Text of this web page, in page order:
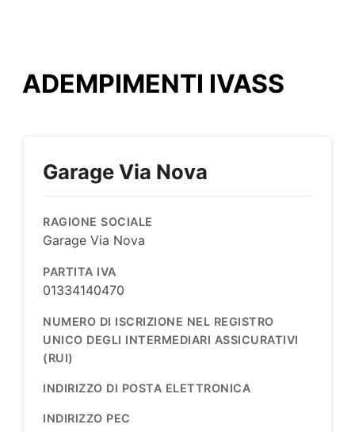
ADEMPIMENTI IVASS
Garage Via Nova
RAGIONE SOCIALE
Garage Via Nova
PARTITA IVA
01334140470
NUMERO DI ISCRIZIONE NEL REGISTRO
UNICO DEGLI INTERMEDIARI ASSICURATIVI
(RUI)
INDIRIZZO DI POSTA ELETTRONICA
INDIRIZZO PEC